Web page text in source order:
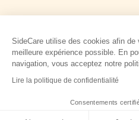
© 2026 SideCare.
SideCare utilise des cookies afin de
meilleure expérience possible. En
navigation, vous acceptez notre
Lire la politique de confidentialité
Consentements